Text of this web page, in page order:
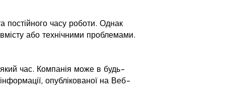
постійного часу роботи. Однак
або технічними проблемами.
час. Компанія може в будь-
опублікованої на Веб-